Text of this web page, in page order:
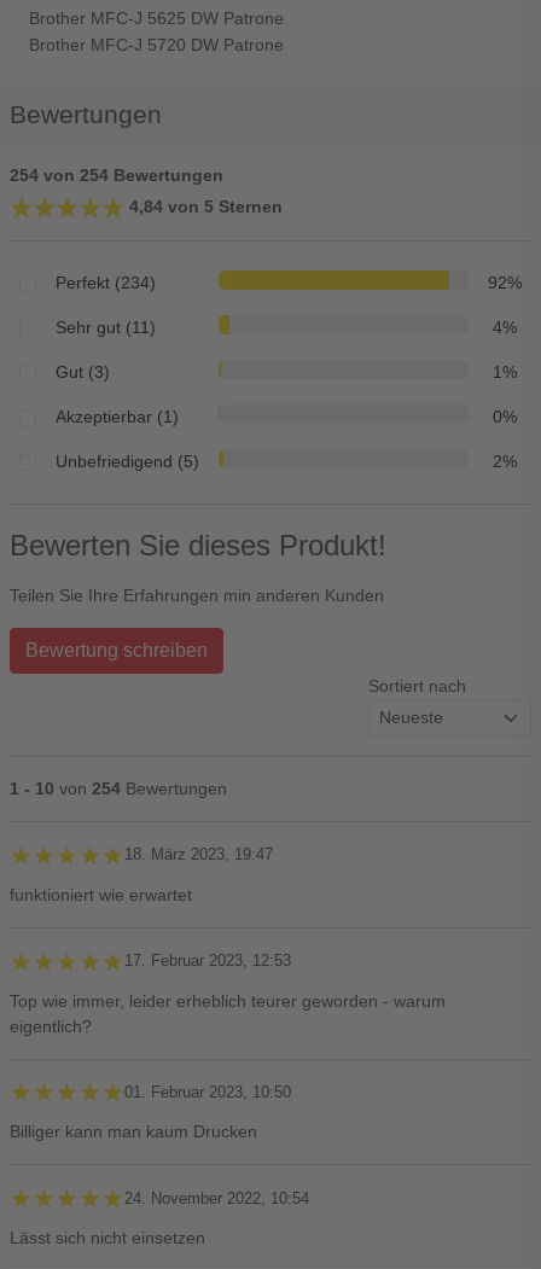
Brother MFC-J 5625 DW Patrone
Brother MFC-J 5720 DW Patrone
Bewertungen
254 von 254 Bewertungen
★★★★★
★★★★★ 4,84 von 5 Sternen
Perfekt (234) 92%
Sehr gut (11) 4%
Gut (3) 1%
Akzeptierbar (1) 0%
Unbefriedigend (5) 2%
Bewerten Sie dieses Produkt!
Teilen Sie Ihre Erfahrungen min anderen Kunden
Bewertung schreiben
Sortiert nach
1 - 10 von 254 Bewertungen
★★★★★
★★★★★ 18. März 2023, 19:47
funktioniert wie erwartet
★★★★★
★★★★★ 17. Februar 2023, 12:53
Top wie immer, leider erheblich teurer geworden - warum
eigentlich?
★★★★★
★★★★★01. Februar 2023, 10:50
Billiger kann man kaum Drucken
★★★★★
★★★★★ 24. November 2022, 10:54
Lässt sich nicht einsetzen